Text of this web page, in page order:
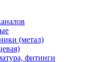
(метал)